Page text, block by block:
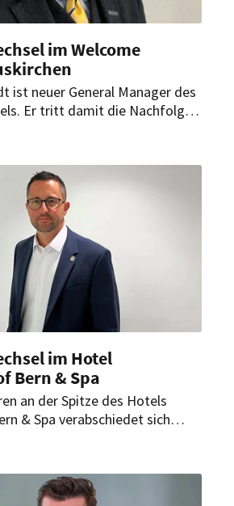
im Welcome
ist neuer General Manager des
Er tritt damit die Nachfolge
im Hotel
Bern & Spa
an der Spitze des Hotels
& Spa verabschiedet sich